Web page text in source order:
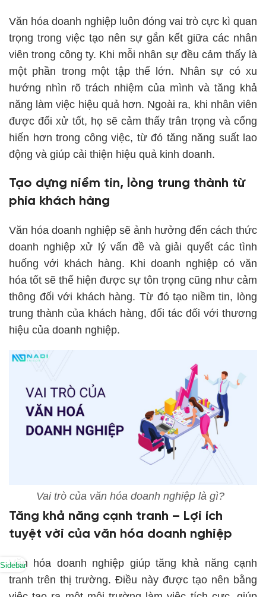
Văn hóa doanh nghiệp luôn đóng vai trò cực kì quan
trọng trong việc tạo nên sự gắn kết giữa các nhân
viên trong công ty. Khi mỗi nhân sự đều cảm thấy là
một phần trong một tập thể lớn. Nhân sự có xu
hướng nhìn rõ trách nhiệm của mình và tăng khả
năng làm việc hiệu quả hơn. Ngoài ra, khi nhân viên
được đối xử tốt, họ sẽ cảm thấy trân trọng và cống
hiến hơn trong công việc, từ đó tăng năng suất lao
động và giúp cải thiện hiệu quả kinh doanh.
Tạo dựng niềm tin, lòng trung thành từ
phía khách hàng
Văn hóa doanh nghiệp sẽ ảnh hưởng đến cách thức
doanh nghiệp xử lý vấn đề và giải quyết các tình
huống với khách hàng. Khi doanh nghiệp có văn
hóa tốt sẽ thể hiện được sự tôn trọng cũng như cảm
thông đối với khách hàng. Từ đó tạo niềm tin, lòng
trung thành của khách hàng, đối tác đối với thương
hiệu của doanh nghiệp.
Vai trò của văn hóa doanh nghiệp là gì?
Tăng khả năng cạnh tranh – Lợi ích
tuyệt vời của văn hóa doanh nghiệp
Văn hóa doanh nghiệp giúp tăng khả năng cạnh
tranh trên thị trường. Điều này được tạo nên bằng
Sidebar